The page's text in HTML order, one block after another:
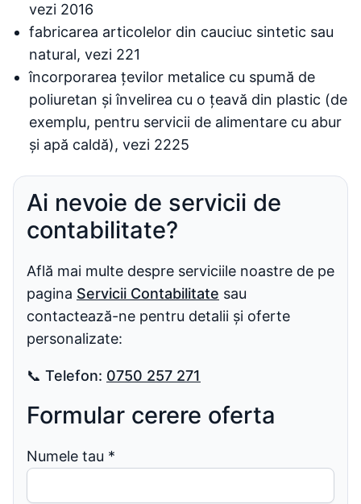
vezi 2016
fabricarea articolelor din cauciuc sintetic sau
natural, vezi 221
încorporarea țevilor metalice cu spumă de
poliuretan și învelirea cu o țeavă din plastic (de
exemplu, pentru servicii de alimentare cu abur
și apă caldă), vezi 2225
Ai nevoie de servicii de
contabilitate?
Află mai multe despre serviciile noastre de pe
pagina Servicii Contabilitate sau
contactează-ne pentru detalii și oferte
personalizate:
📞 Telefon: 0750 257 271
Formular cerere oferta
Numele tau *